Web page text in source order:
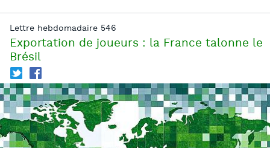
Lettre hebdomadaire 546
Exportation de joueurs : la France talonne le
Brésil
T f